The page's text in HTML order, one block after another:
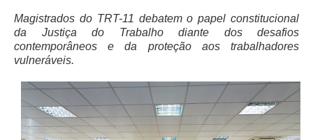
Juízes Manaus
Juízes Roraima
Juízes Substitutos
Diretores
Magistrados do TRT-11 debatem o papel constitucional
da Justiça do Trabalho diante dos desafios
contemporâneos e da proteção aos trabalhadores
vulneráveis.